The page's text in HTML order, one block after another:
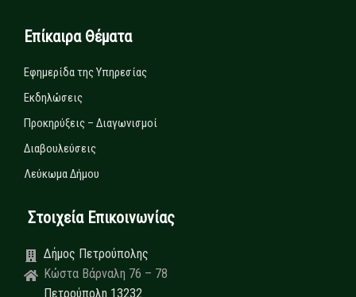
Επίκαιρα Θέματα
Εφημερίδα της Υπηρεσίας
Εκδηλώσεις
Προκηρύξεις – Διαγωνισμοί
Διαβουλεύσεις
Λεύκωμα Δήμου
Στοιχεία Επικοινωνίας
Δήμος Πετρούπολης
Κώστα Βάρναλη 76 – 78
Πετρούπολη 13232